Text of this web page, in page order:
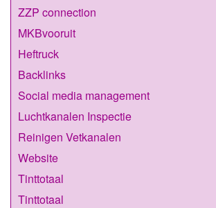
ZZP connection
MKBvooruit
Heftruck
Backlinks
Social media management
Luchtkanalen Inspectie
Reinigen Vetkanalen
Website
Tinttotaal
Tinttotaal